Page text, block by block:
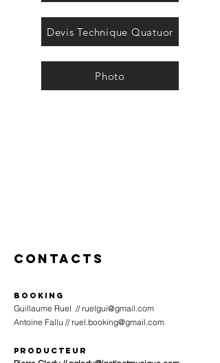
Devis Technique Quatuor
Photo
Contacts
Booking
Guillaume Ruel //ruelgui@gmail.com
Antoine Fallu //ruel.booking@gmail.com
Producteur